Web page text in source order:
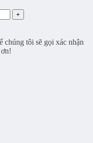
chúng tôi sẽ gọi xác nhận